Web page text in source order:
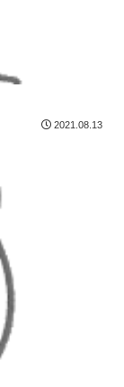
2021.08.13